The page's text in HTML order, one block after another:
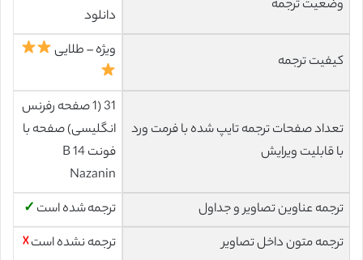
وضعیت ترجمه
دانلود
کیفیت ترجمه
ویژه – طلایی
تعداد صفحات ترجمه تایپ شده با فرمت ورد
با قابلیت ویرایش
31 (1 صفحه رفرنس
انگلیسی) صفحه با
فونت 14 B
Nazanin
ترجمه عناوین تصاویر و جداول
ترجمه شده است ✓
ترجمه متون داخل تصاویر
ترجمه نشده است☓